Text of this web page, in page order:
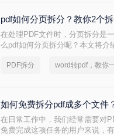
pdf如何分页拆分？教你2个拆
在处理PDF文件时，分页拆分是
么pdf如何分页拆分呢？本文将介
PDF拆分 word转pdf，教你
如何免费拆分pdf成多个文件
在日常工作中，我们经常需要对
免费完成这项任务的用户来说，